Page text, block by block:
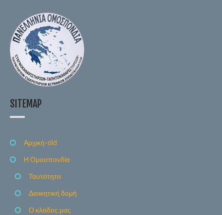
SITEMAP
Αρχική-old
Η Ομοσπονδία
Ταυτότητα
Διοικητική δομή
Ο κλάδος μας